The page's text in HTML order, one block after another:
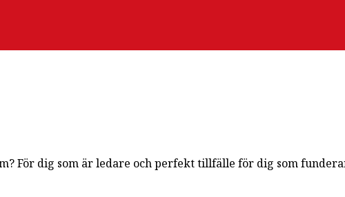
För dig som är ledare och perfekt tillfälle för dig som